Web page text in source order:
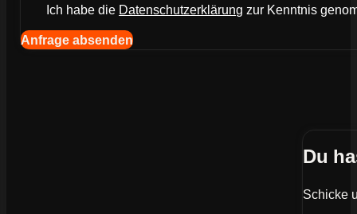
Ich habe die Datenschutzerklärung zur Kenntnis
Navigation (Kopie) (Kopieren) (Kopieren)
Anfrage absenden
Du
Schicke